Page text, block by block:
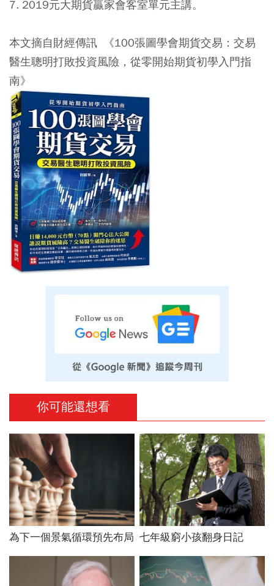
7. 2019元大期貨贏家會客室單元主講。
本文摘自財經傳訊 《100張圖學會期貨交易：交易
醫生聰明打敗投資風險，從零開始期貨初學入門指
南》
你可能還想看
為下一個景氣循環預先布局 七年級窮小孩翻身日記